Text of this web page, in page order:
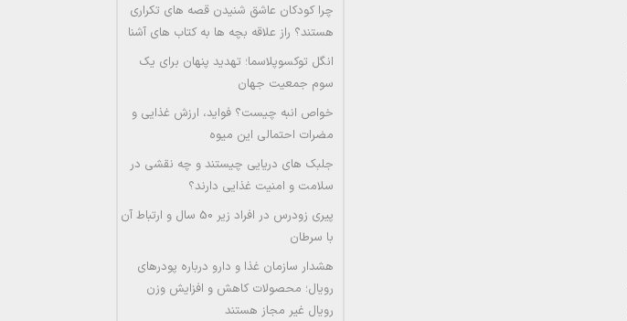
چرا کودکان عاشق شنیدن قصه های تکراری
هستند؟ راز علاقه بچه ها به کتاب های آشنا
انگل توکسوپلاسما؛ تهدید پنهان برای یک
سوم جمعیت جهان
خواص انبه چیست؟ فواید، ارزش غذایی و
مضرات احتمالی این میوه
جلبک های دریایی چیستند و چه نقشی در
سلامت و امنیت غذایی دارند؟
پیری زودرس در افراد زیر 50 سال و ارتباط آن
با سرطان
هشدار سازمان غذا و دارو درباره پودرهای
رویال؛ محصولات کاهش و افزایش وزن
رویال غیر مجاز هستند